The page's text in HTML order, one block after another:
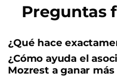
Preguntas
¿Qué hace
¿Cómo ayuda el
Mozrest a ganar